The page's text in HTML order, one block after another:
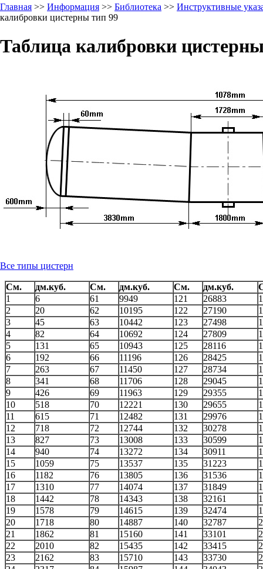
Главная >> Информация >> Библиотека >> Инструктивные
калибровки цистерны тип 99
Таблица калибровки
Все типы цистерн
См. дм.куб. См. дм.куб. См. дм.куб.
1
6 61 9949 121 26883
2
20 62 10195 122 27190
3
45 63 10442 123 27498
4
82 64 10692 124 27809
5
131 65 10943 125 28116
6
192 66 11196 126 28425
7
263 67 11450 127 28734
8
341 68 11706 128 29045
9
426 69 11963 129 29355
10
518 70 12221 130 29655
11
615 71 12482 131 29976
12
718 72 12744 132 30278
13
827 73 13008 133 30599
14
940 74 13272 134 30911
15
1059 75 13537 135 31223
16
1182 76 13805 136 31536
17
1310 77 14074 137 31849
18
1442 78 14343 138 32161
19
1578 79 14615 139 32474
20
1718 80 14887 140 32787
21
1862 81 15160 141 33101
22
2010 82 15435 142 33415
23
2162 83 15710 143 33730